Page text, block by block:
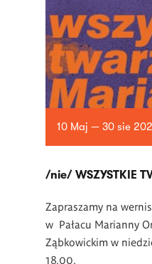
10 Maj — 30 sie
/nie/ WSZYSTKIE
Zapraszamy na
w Pałacu Marianny
Ząbkowickim w
18.00.